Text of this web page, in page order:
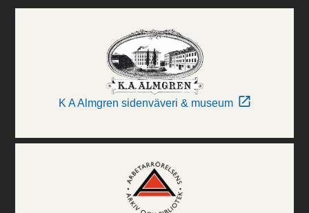
K A Almgren sidenväveri & museum